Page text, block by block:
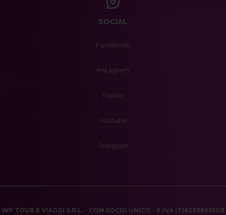
SOCIAL
Facebook
Instagram
Twitter
Youtube
Telegram
WP TOUR E VIAGGI S.R.L. - CON SOCIO UNICO - P.IVA IT16293851008